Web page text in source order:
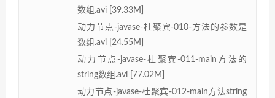
数组.avi [39.33M]
动力节点-javase-杜聚宾-010-方法的参数是
数组.avi [24.55M]
动力节点-javase-杜聚宾-011-main方法的
string数组.avi [77.02M]
动力节点-javase-杜聚宾-012-main方法string